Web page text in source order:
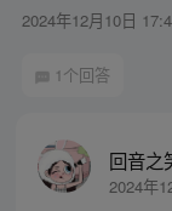
2024年12月10日
1个回答
回音之
2024年